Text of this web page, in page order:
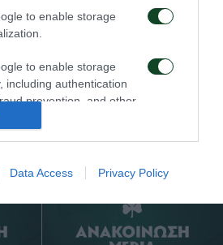
to enable storage
to enable storage
including authentication
prevention, and other
Data Access Privacy Policy
–
Το πρόγραμμα της
παραμονής του αγώνα
Παναθηναϊκός – ΤΣΣΚΑ
02/08/2026